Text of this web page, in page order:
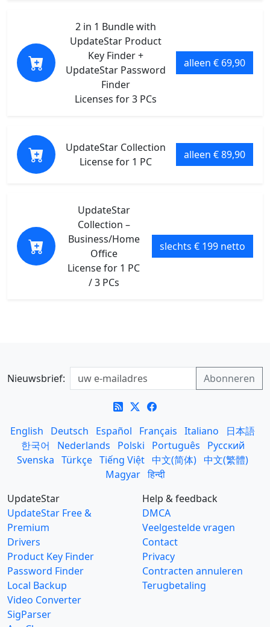
2 in 1 Bundle with
UpdateStar Product
Key Finder +
UpdateStar Password
Finder
Licenses for 3 PCs
alleen € 69,90
UpdateStar Collection
License for 1 PC
alleen € 89,90
UpdateStar
Collection –
Business/Home
Office
License for 1 PC
/ 3 PCs
slechts € 199 netto
Nieuwsbrief:
English Deutsch Español Français Italiano
日本語
한국어
Nederlands Polski Português
Русский
Svenska Türkçe Tiếng Việt 中文(简体) 中文(繁體)
Magyar हिन्दी
UpdateStar
UpdateStar Free &
Premium
Drivers
Product Key Finder
Password Finder
Local Backup
Video Converter
SigParser
Help & feedback
DMCA
Veelgestelde vragen
Contact
Privacy
Contracten annuleren
Terugbetaling